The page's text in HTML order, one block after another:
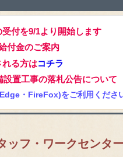
付を9/1より開始します
付金のご案内
れる方はコチラ
置工事の落札公告について
・FireFox)をご利用くださ
ッフ・ワークセンタ